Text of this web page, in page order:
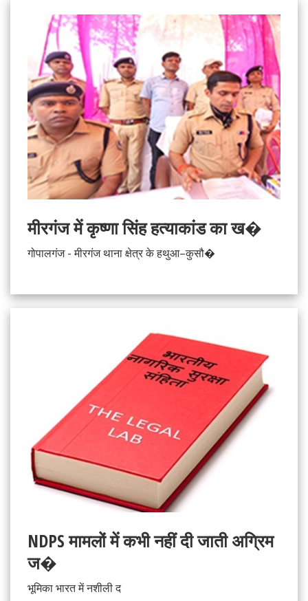
मीरगंज में कृष्णा सिंह हत्याकांड का ख�
गोपालगंज - मीरगंज थाना क्षेत्र के हथुआ–कुसौ�
NDPS मामलों में कभी नहीं दी जाती अग्रिम
ज�
भूमिका भारत में नशीली द